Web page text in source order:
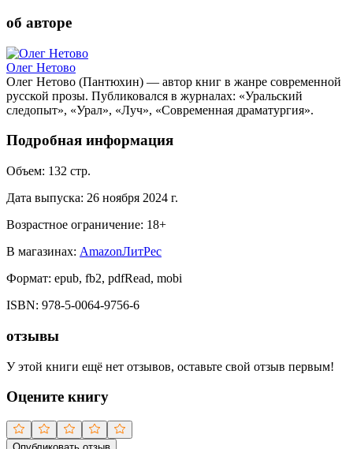
об авторе
Олег Нетово
Олег Нетово (Пантюхин) — автор книг в жанре современной
русской прозы. Публиковался в журналах: «Уральский
следопыт», «Урал», «Луч», «Современная драматургия».
Подробная информация
Объем: 132 стр.
Дата выпуска: 26 ноября 2024 г.
Возрастное ограничение: 18+
В магазинах: AmazonЛитРес
Формат: epub, fb2, pdfRead, mobi
ISBN: 978-5-0064-9756-6
отзывы
У этой книги ещё нет отзывов, оставьте свой отзыв первым!
Оцените книгу